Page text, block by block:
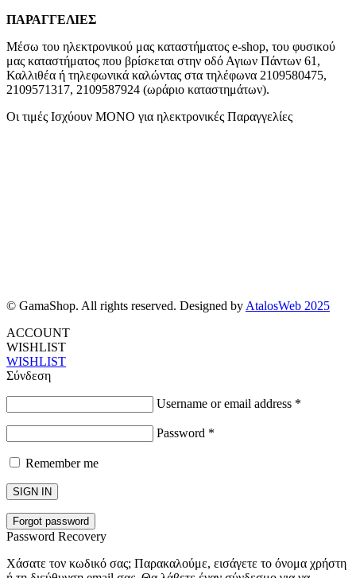
ΠΑΡΑΓΓΕΛΙΕΣ
Μέσω του ηλεκτρονικού μας καταστήματος e-shop, του φυσικού
μας καταστήματος που βρίσκεται στην οδό Αγιων Πάντων 61,
Καλλιθέα ή τηλεφωνικά καλώντας στα τηλέφωνα 2109580475,
2109571317, 2109587924 (ωράριο καταστημάτων).
Οι τιμές Ισχύουν ΜΟΝΟ για ηλεκτρονικές Παραγγελίες
© GamaShop. All rights reserved. Designed by AtalosWeb 2025
ACCOUNT
WISHLIST
WISHLIST
Σύνδεση
Username or email address *
Password *
Remember me
SIGN IN
Forgot password
Password Recovery
Χάσατε τον κωδικό σας; Παρακαλούμε, εισάγετε το όνομα χρήστη